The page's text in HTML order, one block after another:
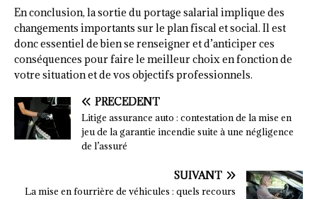
En conclusion, la sortie du portage salarial implique des
changements importants sur le plan fiscal et social. Il est
donc essentiel de bien se renseigner et d’anticiper ces
conséquences pour faire le meilleur choix en fonction de
votre situation et de vos objectifs professionnels.
PRÉCÉDENT
Litige assurance auto : contestation de la mise en
jeu de la garantie incendie suite à une négligence
de l’assuré
SUIVANT
La mise en fourrière de véhicules : quels recours